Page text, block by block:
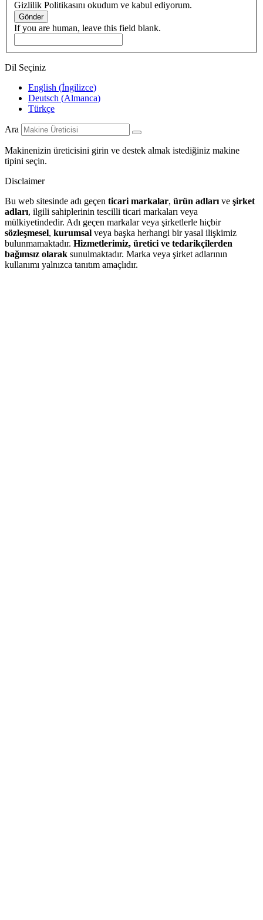
Gizlilik Politikasını okudum ve kabul ediyorum.
Gönder
If you are human, leave this field blank.
Dil Seçiniz
English (İngilizce)
Deutsch (Almanca)
Türkçe
Ara
Makinenizin üreticisini girin ve destek almak istediğiniz makine
tipini seçin.
Disclaimer
Bu web sitesinde adı geçen ticari markalar, ürün adları ve şirket
adları, ilgili sahiplerinin tescilli ticari markaları veya
mülkiyetindedir. Adı geçen markalar veya şirketlerle hiçbir
sözleşmesel, kurumsal veya başka herhangi bir yasal ilişkimiz
bulunmamaktadır. Hizmetlerimiz, üretici ve tedarikçilerden
bağımsız olarak sunulmaktadır. Marka veya şirket adlarının
kullanımı yalnızca tanıtım amaçlıdır.